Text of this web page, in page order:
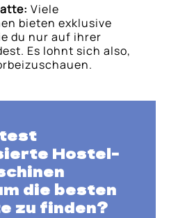
Viele
bieten exklusive
du nur auf ihrer
Es lohnt sich also,
Hostel-
die besten
zu finden?